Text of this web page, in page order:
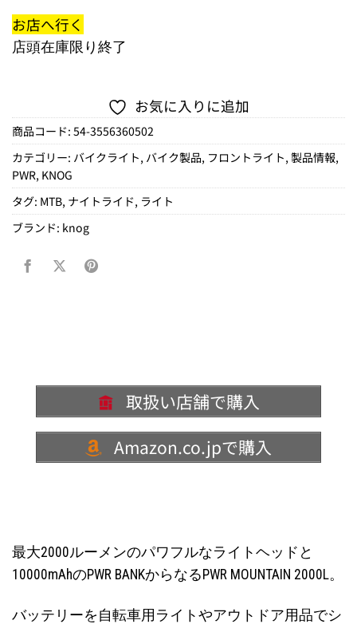
お店へ行く
店頭在庫限り終了
お気に入りに追加
商品コード: 54-3556360502
カテゴリー: バイクライト, バイク製品, フロントライト, 製品情報,
PWR, KNOG
タグ: MTB, ナイトライド, ライト
ブランド: knog
取扱い店舗で購入
Amazon.co.jpで購入
最大2000ルーメンのパワフルなライトヘッドと
10000mAhのPWR BANKからなるPWR MOUNTAIN 2000L。
バッテリーを自転車用ライトやアウトドア用品でシ